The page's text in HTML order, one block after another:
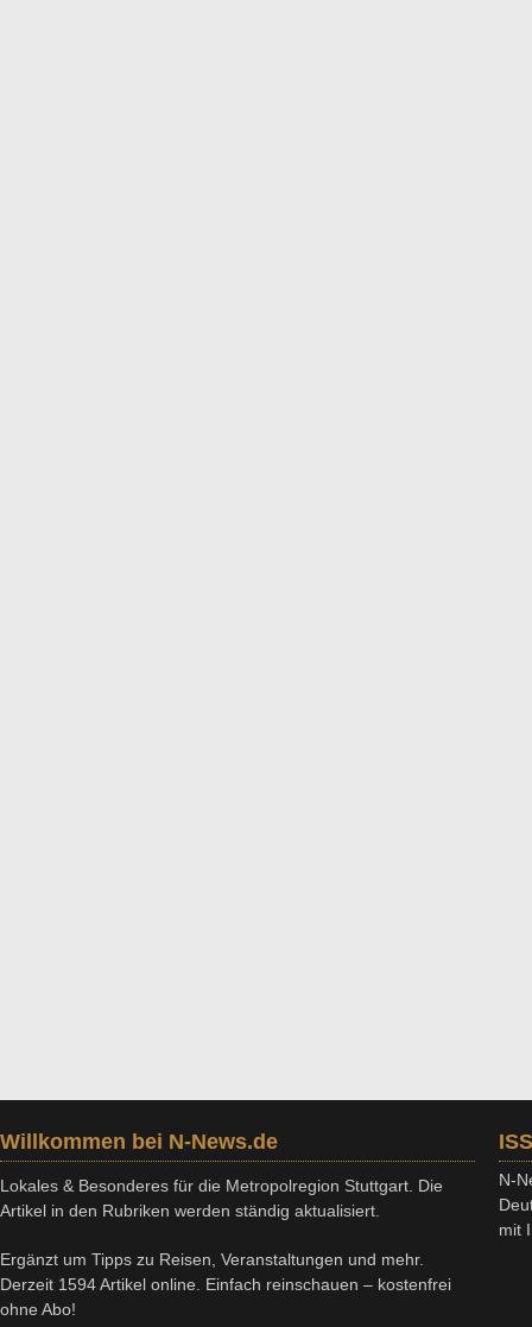
Willkommen bei N-News.de
Lokales & Besonderes für die Metropolregion Stuttgart. Die
Artikel in den Rubriken werden ständig aktualisiert.
Ergänzt um Tipps zu Reisen, Veranstaltungen und mehr.
Derzeit 1594 Artikel online. Einfach reinschauen – kostenfrei
ohne Abo!
N-
mit